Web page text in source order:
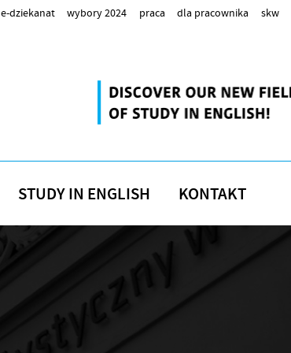
e-dziekanat wybory 2024 praca dla pracownika skw
STUDY IN ENGLISH KONTAKT